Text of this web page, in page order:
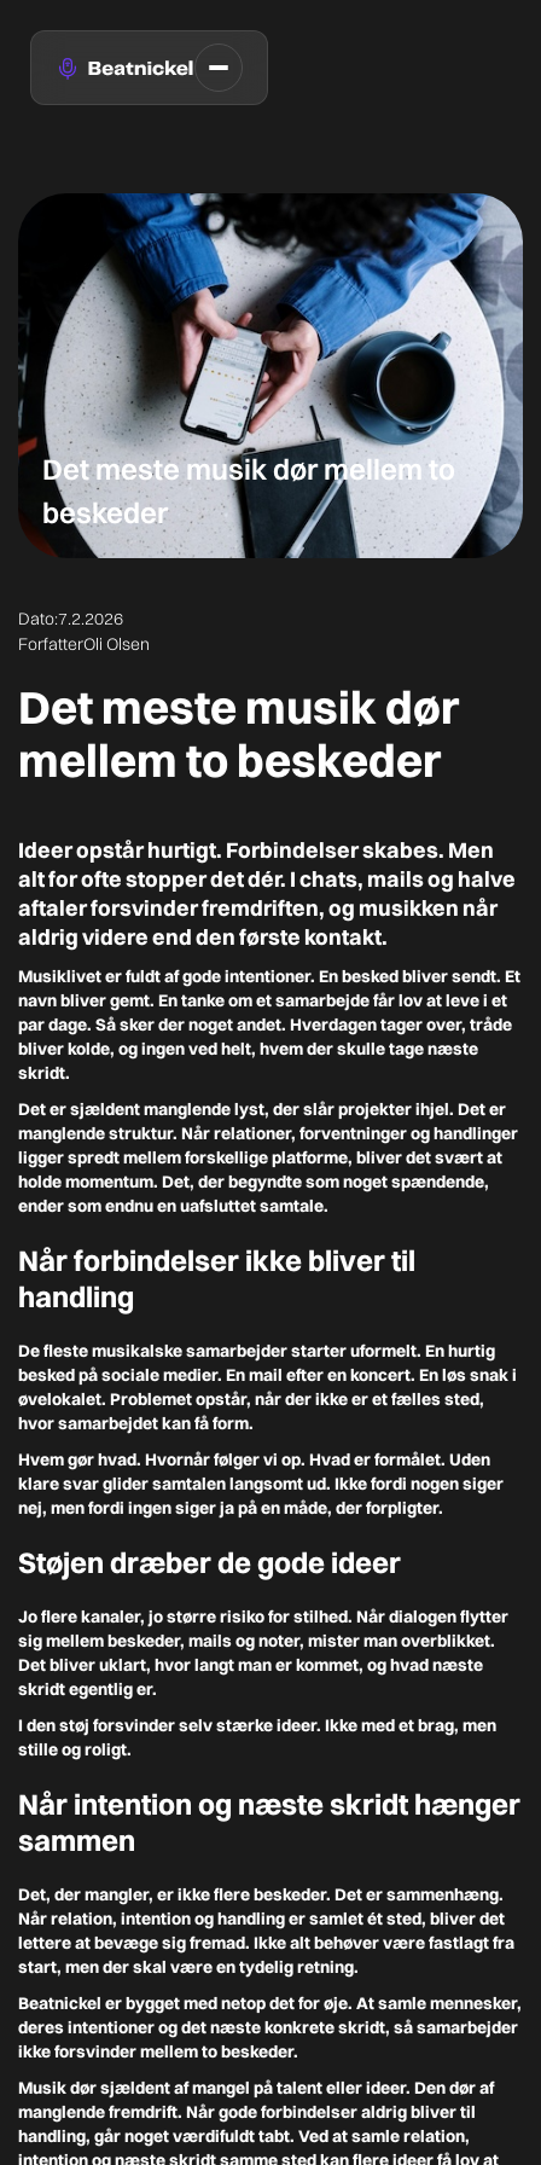
Det meste musik dør mellem to
beskeder
Dato:7.2.2026
ForfatterOli Olsen
Det meste musik dør
mellem to beskeder
Ideer opstår hurtigt. Forbindelser skabes. Men
alt for ofte stopper det dér. I chats, mails og halve
aftaler forsvinder fremdriften, og musikken når
aldrig videre end den første kontakt.
Musiklivet er fuldt af gode intentioner. En besked bliver sendt. Et
navn bliver gemt. En tanke om et samarbejde får lov at leve i et
par dage. Så sker der noget andet. Hverdagen tager over, tråde
bliver kolde, og ingen ved helt, hvem der skulle tage næste
skridt.
Det er sjældent manglende lyst, der slår projekter ihjel. Det er
manglende struktur. Når relationer, forventninger og handlinger
ligger spredt mellem forskellige platforme, bliver det svært at
holde momentum. Det, der begyndte som noget spændende,
ender som endnu en uafsluttet samtale.
Når forbindelser ikke bliver til
handling
De fleste musikalske samarbejder starter uformelt. En hurtig
besked på sociale medier. En mail efter en koncert. En løs snak i
øvelokalet. Problemet opstår, når der ikke er et fælles sted,
hvor samarbejdet kan få form.
Hvem gør hvad. Hvornår følger vi op. Hvad er formålet. Uden
klare svar glider samtalen langsomt ud. Ikke fordi nogen siger
nej, men fordi ingen siger ja på en måde, der forpligter.
Støjen dræber de gode ideer
Jo flere kanaler, jo større risiko for stilhed. Når dialogen flytter
sig mellem beskeder, mails og noter, mister man overblikket.
Det bliver uklart, hvor langt man er kommet, og hvad næste
skridt egentlig er.
I den støj forsvinder selv stærke ideer. Ikke med et brag, men
stille og roligt.
Når intention og næste skridt hænger
sammen
Det, der mangler, er ikke flere beskeder. Det er sammenhæng.
Når relation, intention og handling er samlet ét sted, bliver det
lettere at bevæge sig fremad. Ikke alt behøver være fastlagt fra
start, men der skal være en tydelig retning.
Beatnickel er bygget med netop det for øje. At samle mennesker,
deres intentioner og det næste konkrete skridt, så samarbejder
ikke forsvinder mellem to beskeder.
Musik dør sjældent af mangel på talent eller ideer. Den dør af
manglende fremdrift. Når gode forbindelser aldrig bliver til
handling, går noget værdifuldt tabt. Ved at samle relation,
intention og næste skridt samme sted kan flere ideer få lov at